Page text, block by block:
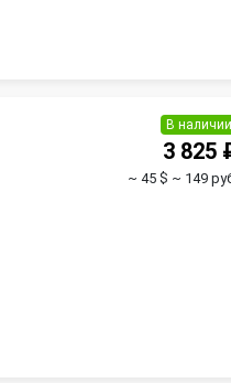
В наличии
3 825
~ 45 $ ~ 149